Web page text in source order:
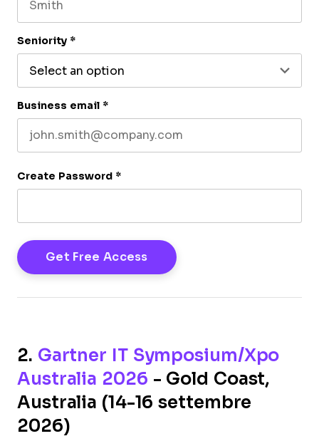
Seniority *
Business email *
Create Password *
2. Gartner IT Symposium/Xpo
Australia 2026 - Gold Coast,
Australia (14-16 settembre
2026)